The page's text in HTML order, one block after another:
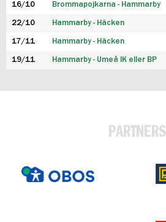
16/10 Brommapojkarna - Hammarby
22/10 Hammarby - Häcken
17/11 Hammarby - Häcken
19/11 Hammarby - Umeå IK eller BP
PARTNERS